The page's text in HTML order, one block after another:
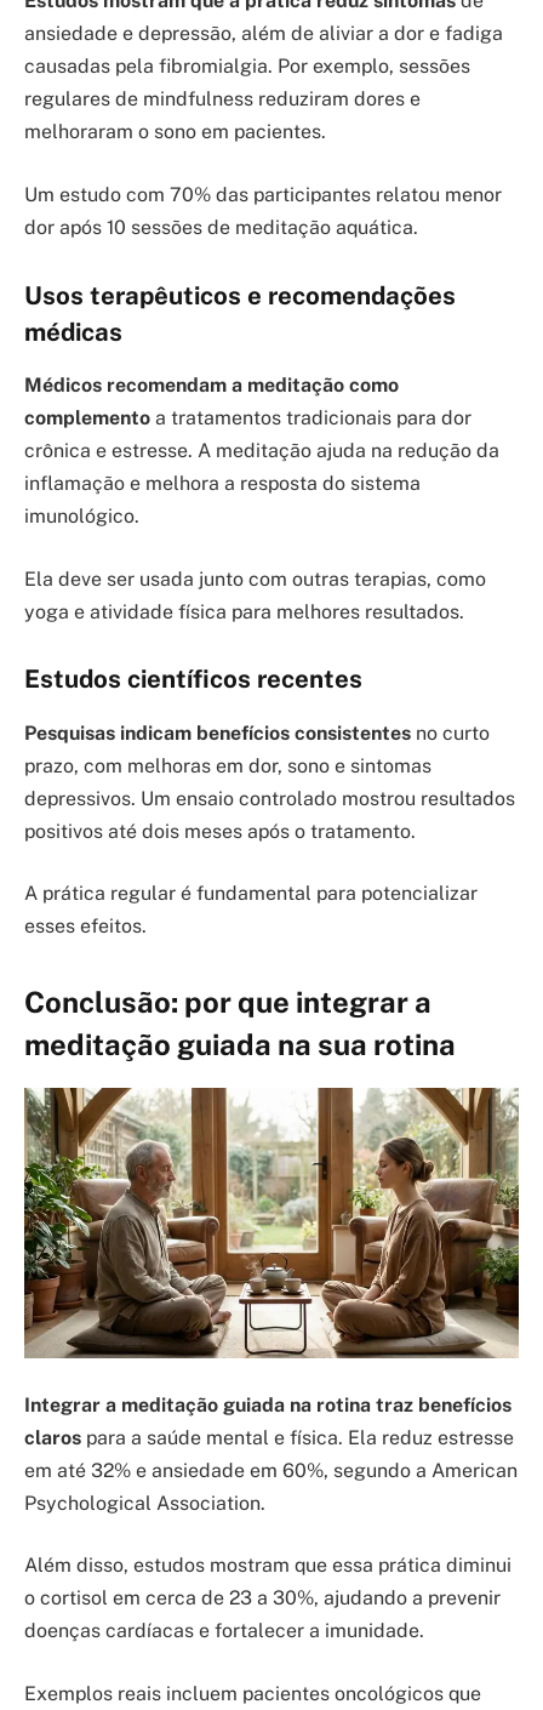
ansiedade e depressão, além de aliviar a dor e fadiga
causadas pela fibromialgia. Por exemplo, sessões
regulares de mindfulness reduziram dores e
melhoraram o sono em pacientes.
Um estudo com 70% das participantes relatou menor
dor após 10 sessões de meditação aquática.
Usos terapêuticos e recomendações
médicas
Médicos recomendam a meditação como
complemento a tratamentos tradicionais para dor
crônica e estresse. A meditação ajuda na redução da
inflamação e melhora a resposta do sistema
imunológico.
Ela deve ser usada junto com outras terapias, como
yoga e atividade física para melhores resultados.
Estudos científicos recentes
Pesquisas indicam benefícios consistentes no curto
prazo, com melhoras em dor, sono e sintomas
depressivos. Um ensaio controlado mostrou resultados
positivos até dois meses após o tratamento.
A prática regular é fundamental para potencializar
esses efeitos.
Conclusão: por que integrar a
meditação guiada na sua rotina
Integrar a meditação guiada na rotina traz benefícios
claros para a saúde mental e física. Ela reduz estresse
em até 32% e ansiedade em 60%, segundo a American
Psychological Association.
Além disso, estudos mostram que essa prática diminui
o cortisol em cerca de 23 a 30%, ajudando a prevenir
doenças cardíacas e fortalecer a imunidade.
Exemplos reais incluem pacientes oncológicos que